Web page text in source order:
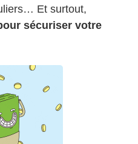
Et surtout,
sécuriser votre